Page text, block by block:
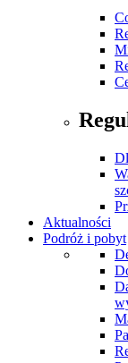
Aktualności
Podróż i pobyt